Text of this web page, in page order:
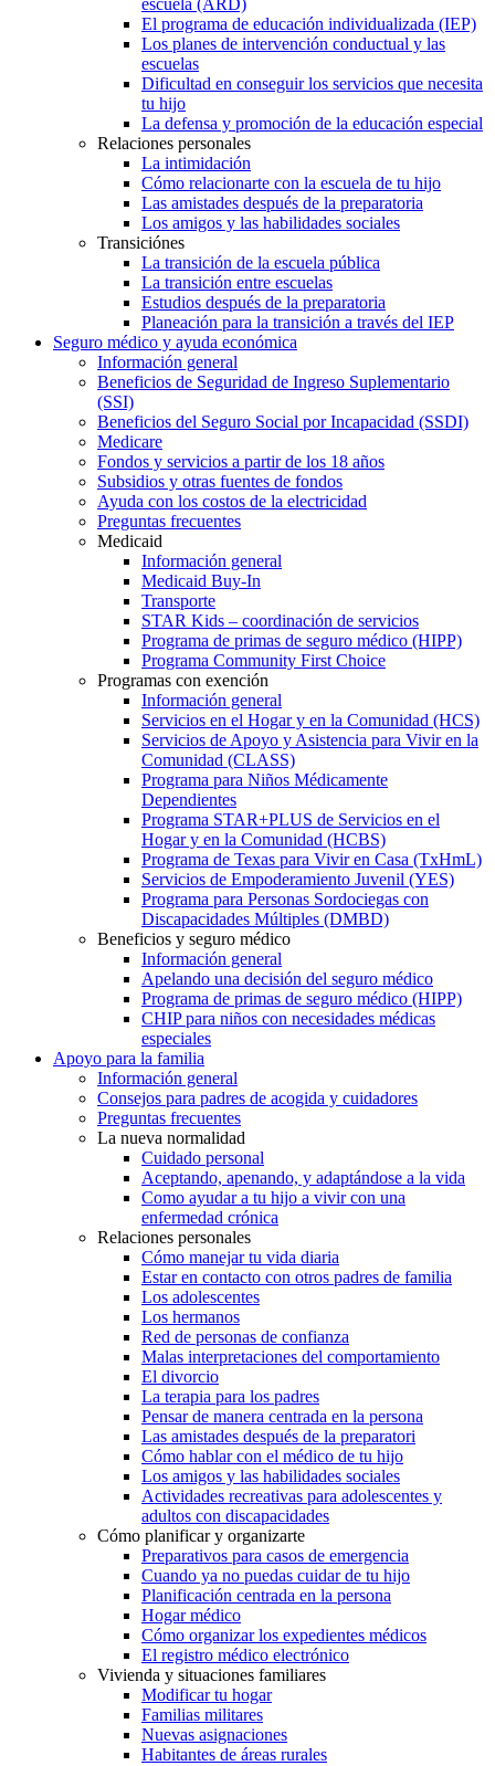
El programa de educación individualizada (IEP)
Los planes de intervención conductual y las
escuelas
Dificultad en conseguir los servicios que necesita
tu hijo
La defensa y promoción de la educación especial
Relaciones personales
La intimidación
Cómo relacionarte con la escuela de tu hijo
Las amistades después de la preparatoria
Los amigos y las habilidades sociales
Transiciónes
La transición de la escuela pública
La transición entre escuelas
Estudios después de la preparatoria
Planeación para la transición a través del IEP
Seguro médico y ayuda económica
Información general
Beneficios de Seguridad de Ingreso Suplementario
(SSI)
Beneficios del Seguro Social por Incapacidad (SSDI)
Medicare
Fondos y servicios a partir de los 18 años
Subsidios y otras fuentes de fondos
Ayuda con los costos de la electricidad
Preguntas frecuentes
Medicaid
Información general
Medicaid Buy-In
Transporte
STAR Kids – coordinación de servicios
Programa de primas de seguro médico (HIPP)
Programa Community First Choice
Programas con exención
Información general
Servicios en el Hogar y en la Comunidad (HCS)
Servicios de Apoyo y Asistencia para Vivir en la
Comunidad (CLASS)
Programa para Niños Médicamente
Dependientes
Programa STAR+PLUS de Servicios en el
Hogar y en la Comunidad (HCBS)
Programa de Texas para Vivir en Casa (TxHmL)
Servicios de Empoderamiento Juvenil (YES)
Programa para Personas Sordociegas con
Discapacidades Múltiples (DMBD)
Beneficios y seguro médico
Información general
Apelando una decisión del seguro médico
Programa de primas de seguro médico (HIPP)
CHIP para niños con necesidades médicas
especiales
Apoyo para la familia
Información general
Consejos para padres de acogida y cuidadores
Preguntas frecuentes
La nueva normalidad
Cuidado personal
Aceptando, apenando, y adaptándose a la vida
Como ayudar a tu hijo a vivir con una
enfermedad crónica
Relaciones personales
Cómo manejar tu vida diaria
Estar en contacto con otros padres de familia
Los adolescentes
Los hermanos
Red de personas de confianza
Malas interpretaciones del comportamiento
El divorcio
La terapia para los padres
Pensar de manera centrada en la persona
Las amistades después de la preparatori
Cómo hablar con el médico de tu hijo
Los amigos y las habilidades sociales
Actividades recreativas para adolescentes y
adultos con discapacidades
Cómo planificar y organizarte
Preparativos para casos de emergencia
Cuando ya no puedas cuidar de tu hijo
Planificación centrada en la persona
Hogar médico
Cómo organizar los expedientes médicos
El registro médico electrónico
Vivienda y situaciones familiares
Modificar tu hogar
Familias militares
Nuevas asignaciones
Habitantes de áreas rurales